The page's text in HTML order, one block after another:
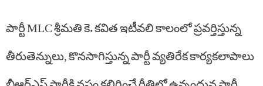
పార్టీ MLC శ్రీమతి కె. కవిత ఇటీవలి కాలంలో ప్రవర్తిస్తున్న
తీరుతెన్నులు, కొనసాగిస్తున్న పార్టీ వ్యతిరేక కార్యకలాపాలు